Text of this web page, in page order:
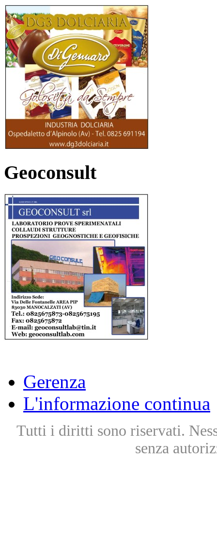
Geoconsult
Gerenza
L'informazione continua
Tutti i diritti sono riservati.
senza